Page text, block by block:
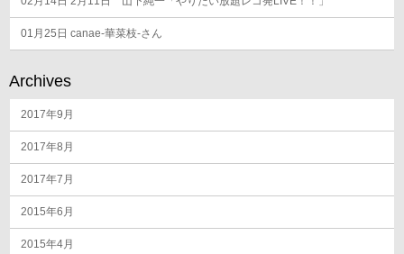
01月25日 canae-華菜枝-さん
Archives
2017年9月
2017年8月
2017年7月
2015年6月
2015年4月